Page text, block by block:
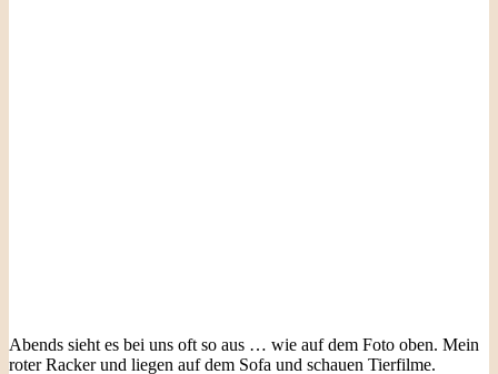
Abends sieht es bei uns oft so aus … wie auf dem Foto oben. Mein
roter Racker und liegen auf dem Sofa und schauen Tierfilme.